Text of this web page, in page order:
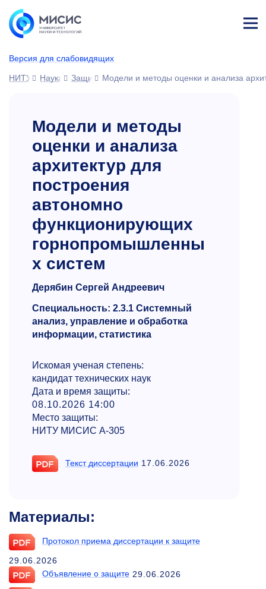
Версия для слабовидящих
ине
НИТУ МИСИС
Наука Защиты диссертаций
Модели и методы оценки и анализа
Модели и методы
оценки и анализа
архитектур для
построения
автономно
функционирующих
горнопромышленны
х систем
Дерябин Сергей Андреевич
Специальность: 2.3.1 Системный
анализ, управление и обработка
информации, статистика
Искомая ученая степень:
кандидат технических наук
Дата и время защиты:
08.10.2026 14:00
Место защиты:
НИТУ МИСИС А-305
Текст диссертации 17.06.2026
Материалы:
Протокол приема диссертации к защите
29.06.2026
Объявление о защите 29.06.2026